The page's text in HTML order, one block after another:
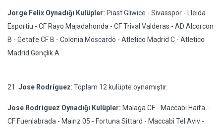
Jorge Felix Oynadığı Kulüpler: Piast Gliwice - Sivasspor - Lleida
Esportiu - CF Rayo Majadahonda - CF Trival Valderas - AD Alcorcon
B - Getafe CF B - Colonia Moscardo - Atletico Madrid C - Atletico
Madrid Gençlik A
21. Jose Rodríguez: Toplam 12 kulüpte oynamıştır.
Jose Rodríguez Oynadığı Kulüpler: Malaga CF - Maccabi Haifa -
CF Fuenlabrada - Mainz 05 - Fortuna Sittard - Maccabi Tel Aviv -